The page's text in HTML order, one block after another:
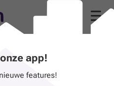
app!
features!